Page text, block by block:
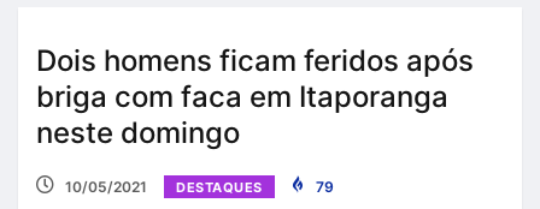
Dois homens ficam feridos após
briga com faca em Itaporanga
neste domingo
10/05/2021 DESTAQUES 79